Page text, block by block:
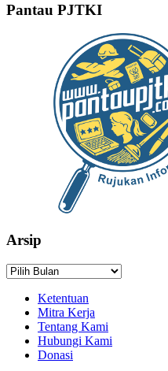
Pantau PJTKI
Arsip
Arsip
Ketentuan
Mitra Kerja
Tentang Kami
Hubungi Kami
Donasi